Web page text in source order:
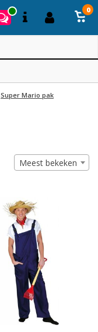
0
Super Mario pak
Meest bekeken